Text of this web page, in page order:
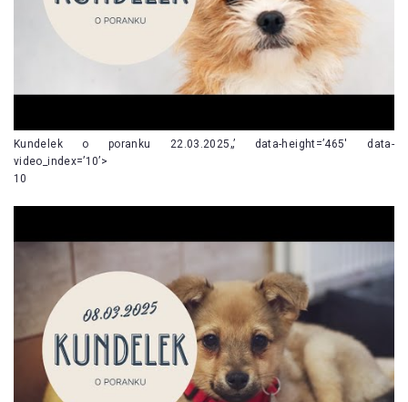
Kundelek o poranku 22.03.2025„’ data-height=’465′ data-
video_index=’10’>
10